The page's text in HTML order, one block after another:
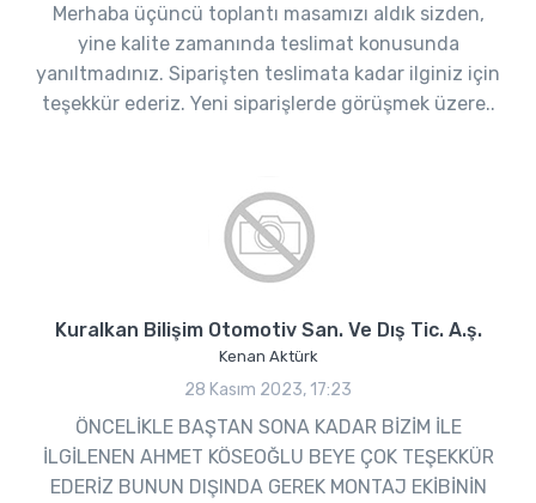
Merhaba üçüncü toplantı masamızı aldık sizden,
yine kalite zamanında teslimat konusunda
yanıltmadınız. Siparişten teslimata kadar ilginiz için
teşekkür ederiz. Yeni siparişlerde görüşmek üzere..
Kuralkan Bilişim Otomotiv San. Ve Dış Tic. A.ş.
Kenan Aktürk
28 Kasım 2023, 17:23
ÖNCELİKLE BAŞTAN SONA KADAR BİZİM İLE
İLGİLENEN AHMET KÖSEOĞLU BEYE ÇOK TEŞEKKÜR
EDERİZ BUNUN DIŞINDA GEREK MONTAJ EKİBİNİN